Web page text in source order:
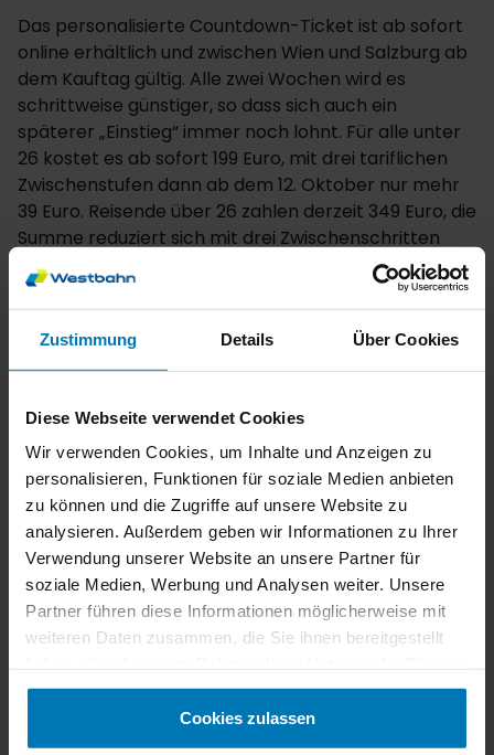
Zustimmung Details Über Cookies
Diese Webseite verwendet Cookies
Wir verwenden Cookies, um Inhalte und Anzeigen zu
personalisieren, Funktionen für soziale Medien anbieten
zu können und die Zugriffe auf unsere Website zu
analysieren. Außerdem geben wir Informationen zu Ihrer
Verwendung unserer Website an unsere Partner für
soziale Medien, Werbung und Analysen weiter. Unsere
Partner führen diese Informationen möglicherweise mit
weiteren Daten zusammen, die Sie ihnen bereitgestellt
gesammelt haben.
Cookies zulassen
Das personalisierte Countdown-Ticket ist ab sofort
online erhältlich und zwischen Wien und Salzburg ab
dem Kauftag gültig. Alle zwei Wochen wird es
schrittweise günstiger, so dass sich auch ein
späterer „Einstieg“ immer noch lohnt. Für alle unter
26 kostet es ab sofort 199 Euro, mit drei tariflichen
Zwischenstufen dann ab dem 12. Oktober nur mehr
39 Euro. Reisende über 26 zahlen derzeit 349 Euro, die
Summe reduziert sich mit drei Zwischenschritten
zum 12. Oktober auf 69 Euro. Die Infos zu allen
Preisstufen finden sich auf westbahn.at.
Thomas Posch | CCO der WESTbahn
Der Preis des Klimatickets
ist unschlagbar – ebenso
wie die WESTbahn. Aus
diesem Grund tragen wir
mit unserem Countdown-
Ticket sehr gern dazu bei,